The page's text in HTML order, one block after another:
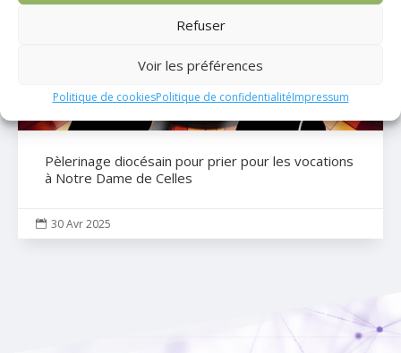
Refuser
Voir les préférences
Politique de cookiesPolitique de confidentialitéImpressum
Pèlerinage diocésain pour prier pour les vocations
à Notre Dame de Celles
 30 Avr 2025